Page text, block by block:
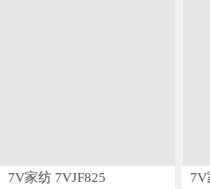
7V家纺 7VJF825 7V